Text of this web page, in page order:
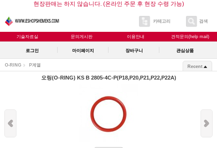
현장판매는 하지 않습니다. (온라인 주문 후 현장 수령 가능)
카테고리 검색
기술자료실 문의게시판 이용안내 견적문의(help mail)
로그인 마이페이지 장바구니 관심상품
O-RING P계열 Recent
오링(O-RING) KS B 2805-4C-P(P18,P20,P21,P22,P22A)